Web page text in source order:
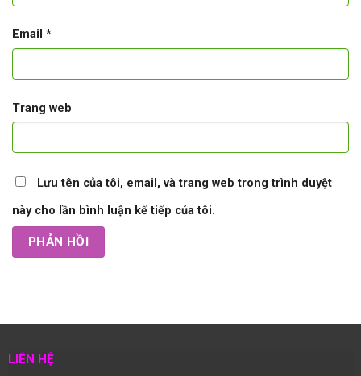
Email *
Trang web
Lưu tên của tôi, email, và trang web trong trình duyệt
này cho lần bình luận kế tiếp của tôi.
LIÊN HỆ